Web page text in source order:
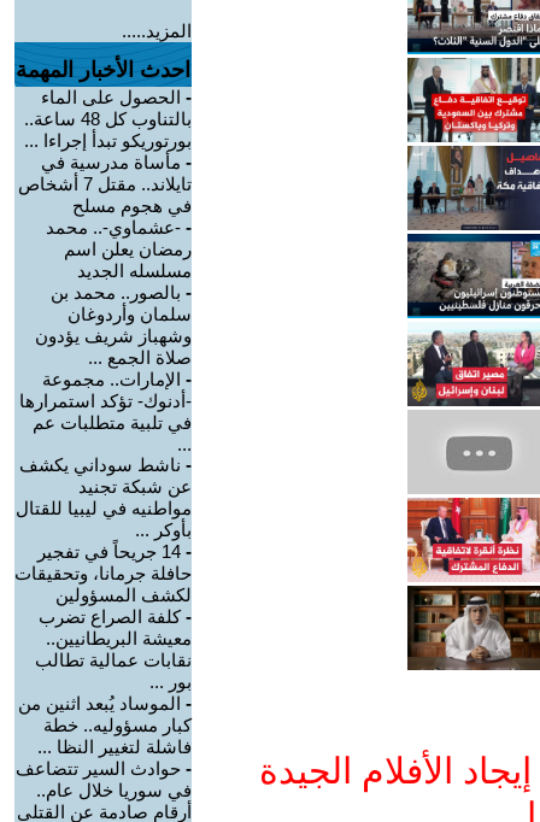
الأفلام الجيدة
المزيد.....
احدث الأخبار المهمة
- الحصول على الماء
بالتناوب كل 48 ساعة..
بورتوريكو تبدأ إجراءا ...
- مأساة مدرسية في
تايلاند.. مقتل 7 أشخاص
في هجوم مسلح
- -عشماوي-.. محمد
رمضان يعلن اسم
مسلسله الجديد
- بالصور.. محمد بن
سلمان وأردوغان
وشهباز شريف يؤدون
صلاة الجمع ...
- الإمارات.. مجموعة
-أدنوك- تؤكد استمرارها
في تلبية متطلبات عم
...
- ناشط سوداني يكشف
عن شبكة تجنيد
مواطنيه في ليبيا للقتال
بأوكر ...
-
14 جريحاً في تفجير
حافلة جرمانا، وتحقيقات
لكشف المسؤولين
-كلفة الصراع تضرب
معيشة البريطانيين..
نقابات عمالية تطالب
بور ...
- الموساد يُبعد اثنين من
كبار مسؤوليه.. خطة
فاشلة لتغيير النظا ...
- حوادث السير تتضاعف
في سوريا خلال عام..
أرقام صادمة عن القتلى